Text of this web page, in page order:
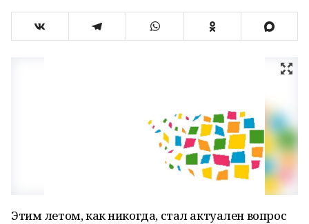
Этим летом, как никогда, стал актуален вопрос